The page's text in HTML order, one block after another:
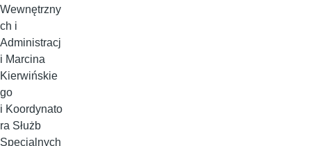
Wewnętrzny
ch i
Administracj
i Marcina
Kierwińskie
go
i Koordynato
ra Służb
Specjalnych